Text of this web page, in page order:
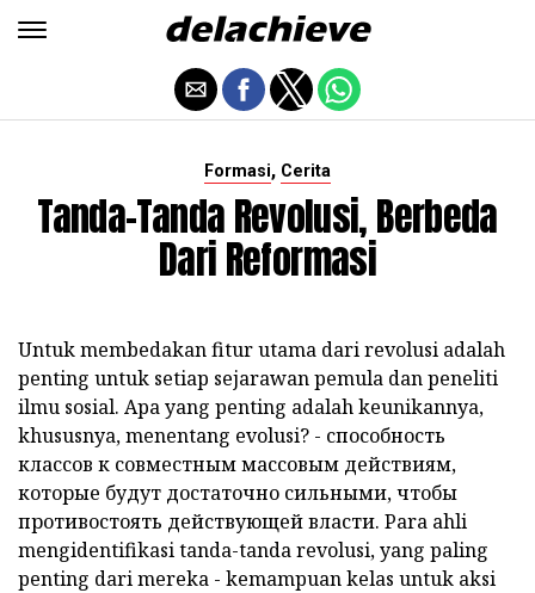
Formasi, Cerita
Tanda-Tanda Revolusi, Berbeda
Dari Reformasi
Untuk membedakan fitur utama dari revolusi adalah
penting untuk setiap sejarawan pemula dan peneliti
ilmu sosial. Apa yang penting adalah keunikannya,
khususnya, menentang evolusi? - способность
классов к совместным массовым действиям,
которые будут достаточно сильными, чтобы
противостоять действующей власти. Para ahli
mengidentifikasi tanda-tanda revolusi, yang paling
penting dari mereka - kemampuan kelas untuk aksi